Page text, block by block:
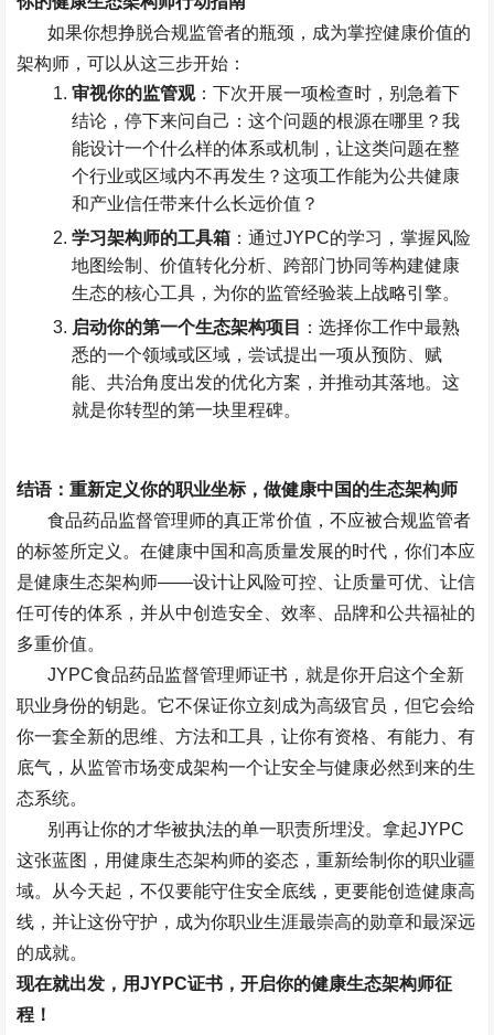
如果你想挣脱合规监管者的瓶颈，成为掌控健康价值的
架构师，可以从这三步开始：
审视你的监管观：下次开展一项检查时，别急着下
结论，停下来问自己：这个问题的根源在哪里？我
能设计一个什么样的体系或机制，让这类问题在整
个行业或区域内不再发生？这项工作能为公共健康
和产业信任带来什么长远价值？
学习架构师的工具箱 ：通过JYPC的学习，掌握风险
地图绘制、价值转化分析、跨部门协同等构建健康
生态的核心工具，为你的监管经验装上战略引擎。
启动你的第一个生态架构项目
：选择你工作中最熟
悉的一个领域或区域，尝试提出一项从预防、赋
能、共治角度出发的优化方案，并推动其落地。这
就是你转型的第一块里程碑。
结语：重新定义你的职业坐标，做健康中国的生态架构师
食品药品监督管理师的真正常价值，不应被合规监管者
的标签所定义。在健康中国和高质量发展的时代，你们本应
是健康生态架构师——设计让风险可控、让质量可优、让信
任可传的体系，并从中创造安全、效率、品牌和公共福祉的
多重价值。
JYPC食品药品监督管理师证书，就是你开启这个全新
职业身份的钥匙。它不保证你立刻成为高级官员，但它会给
你一套全新的思维、方法和工具，让你有资格、有能力、有
底气，从监管市场变成架构一个让安全与健康必然到来的生
态系统。
别再让你的才华被执法的单一职责所埋没。拿起JYPC
这张蓝图，用健康生态架构师的姿态，重新绘制你的职业疆
域。从今天起，不仅要能守住安全底线，更要能创造健康高
线，并让这份守护，成为你职业生涯最崇高的勋章和最深远
的成就。
现在就出发，用JYPC证书，开启你的健康生态架构师征
程！